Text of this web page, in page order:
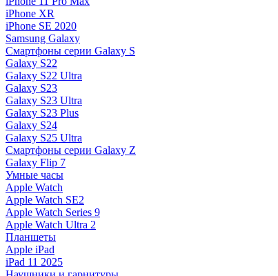
iPhone XR
iPhone SE 2020
Samsung Galaxy
Смартфоны серии Galaxy S
Galaxy S22
Galaxy S22 Ultra
Galaxy S23
Galaxy S23 Ultra
Galaxy S23 Plus
Galaxy S24
Galaxy S25 Ultra
Смартфоны серии Galaxy Z
Galaxy Flip 7
Умные часы
Apple Watch
Apple Watch SE2
Apple Watch Series 9
Apple Watch Ultra 2
Планшеты
Apple iPad
iPad 11 2025